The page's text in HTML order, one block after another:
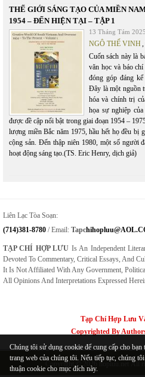
THẾ GIỚI SÁNG TẠO CỦA MIỀN
1954 – ĐẾN HIỆN TẠI – TẬP 1
13 Tháng Tám 2025
NGÔ THẾ VINH
Cuốn sách này là
văn học và báo
đóng góp đáng
Đây là một nguồn
hóa và chính trị
họa sự nghiệp
được đề cập nổi bật trong giai đoạn 1954 –
lượng miền Bắc năm 1975, hầu hết họ đều bị
cộng sản. Đến thập niên 1980, một số người
hoạt động sáng tạo.(TS. Eric Henry, dịch giả)
Liên Lạc Tòa Soạn:
(714)381-8780 / Email: Tapc
TẠP CHÍ HỢP LƯU Is An Independent
Devoted To Commentary, Critical Essays, And
It Is Not Affiliated With Any Government,
All Opinions And Interpretations Expressed
Tạp Chí Hợp Lưu
Copyrighted By
Copyright © 2026 hopluu.net All
Chúng tôi sử dụng cookie để cung cấp cho bạn
trang web của chúng tôi. Nếu tiếp tục, chúng
thuận cookie cho mục đích này.